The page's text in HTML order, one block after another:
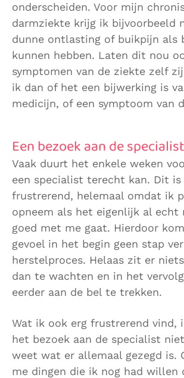
onderscheiden. Voor mijn
darmziekte krijg ik bijvoorbeeld
dunne ontlasting of buikpijn als
kunnen hebben. Laten dit nou
symptomen van de ziekte zelf
ik dan of het een bijwerking is
medicijn, of een symptoom van
Een bezoek aan de specialist
Vaak duurt het enkele weken
een specialist terecht kan. Dit is
frustrerend, helemaal omdat ik
opneem als het eigenlijk al echt
goed met me gaat. Hierdoor
gevoel in het begin geen stap
herstelproces. Helaas zit er
dan te wachten en in het
eerder aan de bel te trekken.
Wat ik ook erg frustrerend vind,
het bezoek aan de specialist
weet wat er allemaal gezegd is.
me dingen die ik nog had willen